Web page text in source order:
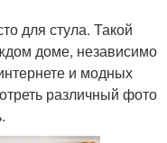
для стула. Такой
доме, независимо
и модных
различный фото